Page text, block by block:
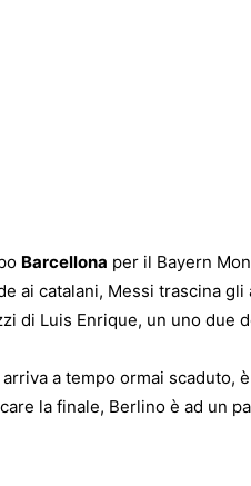
Barcellona per il Bayern
ai catalani, Messi trascina
di Luis Enrique, un uno due
a tempo ormai scaduto,
la finale, Berlino è ad un